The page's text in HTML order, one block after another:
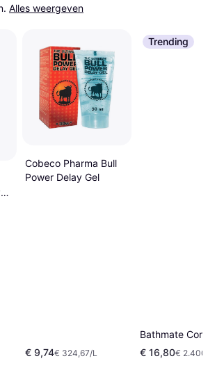
Alles weergeven
Cobeco Pharma Bull
Power Delay Gel
€ 9,74€ 324,67/L
Trending
Bathmate
€ 16,80€